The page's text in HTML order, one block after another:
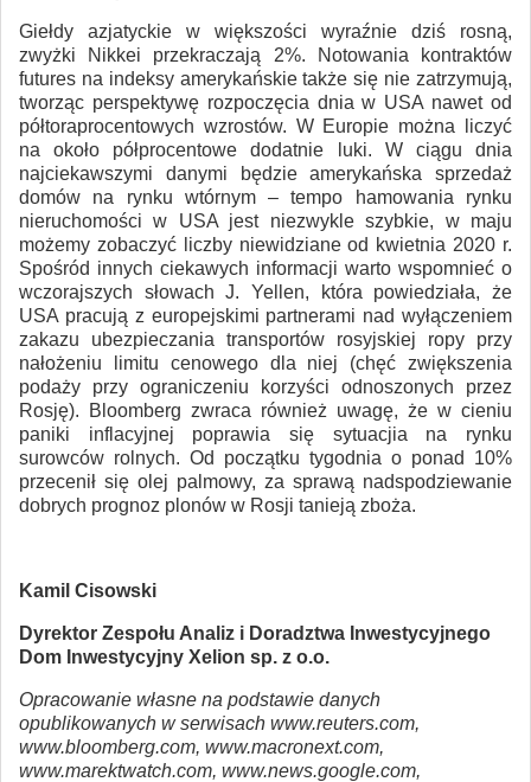
Giełdy azjatyckie w większości wyraźnie dziś rosną,
zwyżki Nikkei przekraczają 2%. Notowania kontraktów
futures na indeksy amerykańskie także się nie zatrzymują,
tworząc perspektywę rozpoczęcia dnia w USA nawet od
półtoraprocentowych wzrostów. W Europie można liczyć
na około półprocentowe dodatnie luki. W ciągu dnia
najciekawszymi danymi będzie amerykańska sprzedaż
domów na rynku wtórnym – tempo hamowania rynku
nieruchomości w USA jest niezwykle szybkie, w maju
możemy zobaczyć liczby niewidziane od kwietnia 2020 r.
Spośród innych ciekawych informacji warto wspomnieć o
wczorajszych słowach J. Yellen, która powiedziała, że
USA pracują z europejskimi partnerami nad wyłączeniem
zakazu ubezpieczania transportów rosyjskiej ropy przy
nałożeniu limitu cenowego dla niej (chęć zwiększenia
podaży przy ograniczeniu korzyści odnoszonych przez
Rosję). Bloomberg zwraca również uwagę, że w cieniu
paniki inflacyjnej poprawia się sytuacjia na rynku
surowców rolnych. Od początku tygodnia o ponad 10%
przecenił się olej palmowy, za sprawą nadspodziewanie
dobrych prognoz plonów w Rosji tanieją zboża.
Kamil Cisowski
Dyrektor Zespołu Analiz i Doradztwa Inwestycyjnego
Dom Inwestycyjny Xelion sp. z o.o.
Opracowanie własne na podstawie danych
opublikowanych w serwisach www.reuters.com,
www.bloomberg.com, www.macronext.com,
www.marektwatch.com, www.news.google.com,